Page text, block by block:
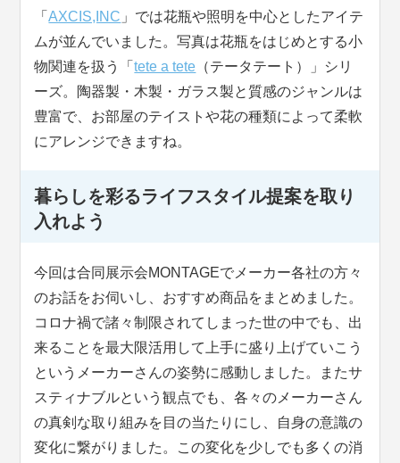
「AXCIS,INC 」では花瓶や照明を中心としたアイテ
ムが並んでいました。写真は花瓶をはじめとする小
物関連を扱う「tete a tete （テータテート）」シリ
ーズ。陶器製・木製・ガラス製と質感のジャンルは
豊富で、お部屋のテイストや花の種類によって柔軟
にアレンジできますね。
暮らしを彩るライフスタイル提案を取り
入れよう
今回は合同展示会MONTAGEでメーカー各社の方々
のお話をお伺いし、おすすめ商品をまとめました。
コロナ禍で諸々制限されてしまった世の中でも、出
来ることを最大限活用して上手に盛り上げていこう
というメーカーさんの姿勢に感動しました。またサ
スティナブルという観点でも、各々のメーカーさん
の真剣な取り組みを目の当たりにし、自身の意識の
変化に繋がりました。この変化を少しでも多くの消